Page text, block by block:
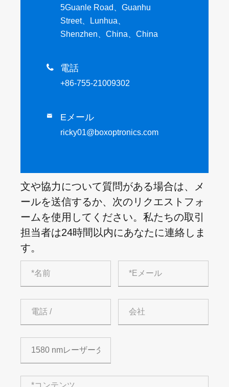
5Guanle Road、Guanhu
Street、Lunhua、
Shenzhen、China、China
 電話
+86-755-21009302
 Eメール
ricky01@boxoptronics.com
文や協力について質問がある場合は、メ
ールを送信するか、次のリクエストフォ
ームを使用してください。私たちの取引
担当者は24時間以内にあなたに連絡しま
す。